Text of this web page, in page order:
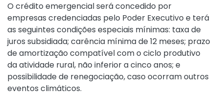
O crédito emergencial será concedido por
empresas credenciadas pelo Poder Executivo e terá
as seguintes condições especiais mínimas: taxa de
juros subsidiada; carência mínima de 12 meses; prazo
de amortização compatível com o ciclo produtivo
da atividade rural, não inferior a cinco anos; e
possibilidade de renegociação, caso ocorram outros
eventos climáticos.